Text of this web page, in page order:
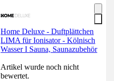
Home Deluxe - Duftplättchen
LIMA für Ionisator - Kölnisch
Wasser I Sauna, Saunazubehör
Artikel wurde noch nicht
bewertet.